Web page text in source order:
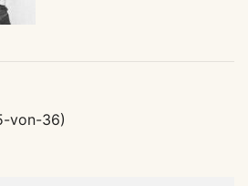
von-36)